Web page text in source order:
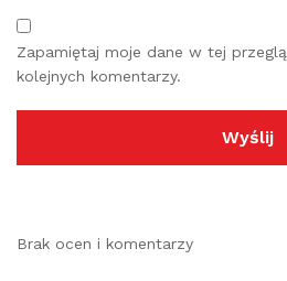
Zapamiętaj moje dane w tej
kolejnych komentarzy.
Brak ocen i komentarzy